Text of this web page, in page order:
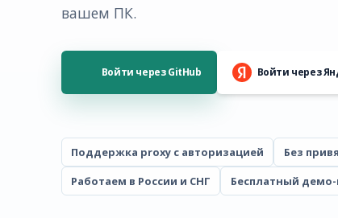
вашем ПК.
Войти через GitHub Войти через
Поддержка proxy c авторизацией Без
Работаем в России и СНГ Бесплатный